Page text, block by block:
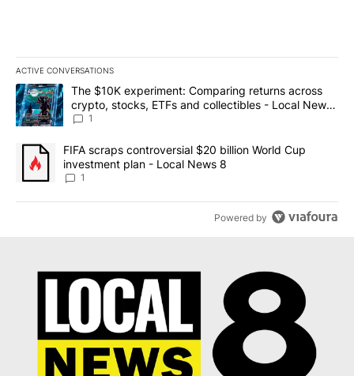
ACTIVE CONVERSATIONS
The following is a list of the most commented articles in the last
A trending article titled "The $10K experiment: Comparing
The $10K experiment: Comparing returns across
crypto, stocks, ETFs and collectibles - Local News
8
1
A trending article titled "FIFA scraps controversial $20 billion
FIFA scraps controversial $20 billion World Cup
investment plan - Local News 8
1
Powered by